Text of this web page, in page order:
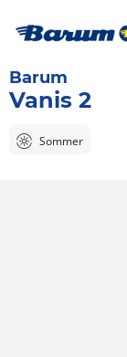
Barum
Vanis 2
Sommer